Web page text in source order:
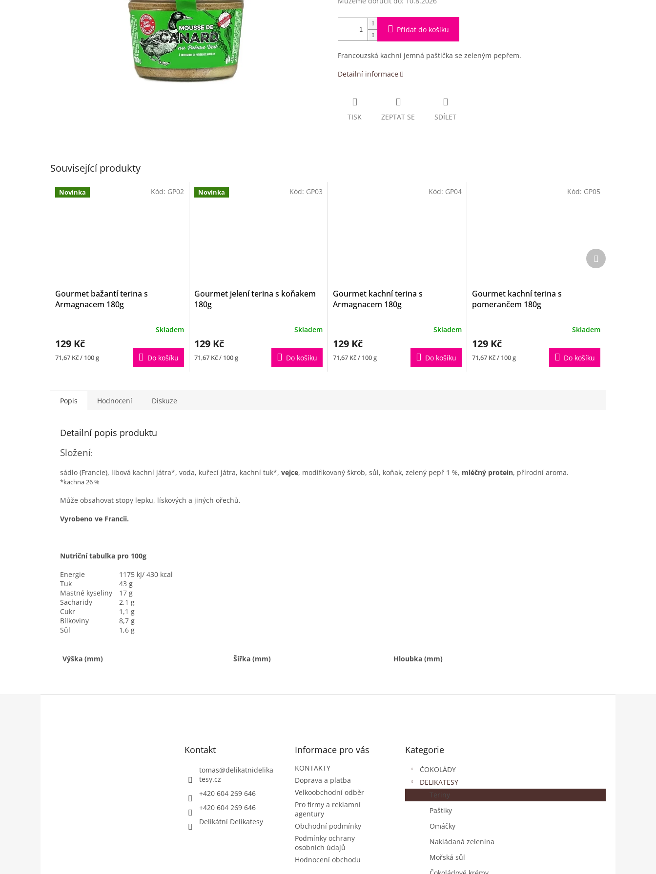
Přidat do košíku
Francouzská kachní jemná paštička se zeleným pepřem.
Detailní informace
TISK ZEPTAT SE SDÍLET
Související produkty
Novinka
Gourmet bažantí terina s
Armagnacem 180g
Skladem
129 Kč
Měrná
71,67 Kč / 100 g Do košíku
Kód: GP02 Novinka
Gourmet jelení terina s koňakem
180g
Skladem
129 Kč
Měrná
71,67 Kč / 100 g Do košíku
Kód: GP03
Gourmet kachní terina s
Armagnacem 180g
Skladem
129 Kč
Měrná
71,67 Kč / 100 g Do košíku
Kód: GP04
Gourmet kachní terina s
pomerančem 180g
Skladem
129 Kč
Měrná
71,67 Kč / 100 g Do košíku
Kód: GP05
Další
produkt
Popis Hodnocení Diskuze
Detailní popis produktu
Složení:
sádlo (Francie), libová kachní játra*, voda, kuřecí játra, kachní tuk*, vejce, modifikovaný škrob, sůl, koňak, zelený pepř 1 %, mléčný protein, přírodní aroma.
*kachna 26 %
Může obsahovat stopy lepku, lískových a jiných ořechů.
Vyrobeno ve Francii.
Nutriční tabulka pro 100g
Energie
1175 kJ/ 430 kcal
Tuk
43 g
Mastné kyseliny
17 g
Sacharidy
2,1 g
Cukr
1,1 g
Bílkoviny
8,7 g
Sůl
1,6 g
Výška (mm) Šířka (mm) Hloubka (mm)
Kontakt
tomas@delikatnidelika
tesy.cz
+420 604 269 646
+420 604 269 646
Delikátní Delikatesy
Informace pro vás
KONTAKTY
Doprava a platba
Velkoobchodní odběr
Pro firmy a reklamní
agentury
Obchodní podmínky
Podmínky ochrany
osobních údajů
Hodnocení obchodu
kategorie
Kategorie
ČOKOLÁDY
DELIKATESY
Teriny
Paštiky
Omáčky
Nakládaná zelenina
Mořská sůl